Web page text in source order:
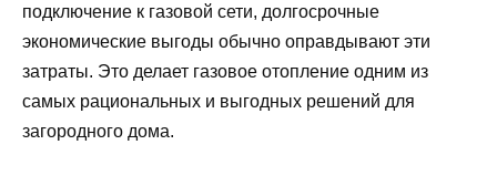
подключение к газовой сети, долгосрочные
экономические выгоды обычно оправдывают эти
затраты. Это делает газовое отопление одним из
самых рациональных и выгодных решений для
загородного дома.